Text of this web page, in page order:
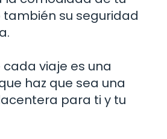
también su seguridad
viaje es una
haz que sea una
para ti y tu